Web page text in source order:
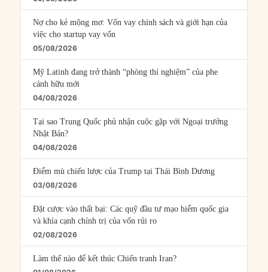
Nợ cho kẻ mộng mơ: Vốn vay chính sách và giới hạn của
việc cho startup vay vốn
05/08/2026
Mỹ Latinh đang trở thành “phòng thí nghiệm” của phe
cánh hữu mới
04/08/2026
Tại sao Trung Quốc phủ nhận cuộc gặp với Ngoại trưởng
Nhật Bản?
04/08/2026
Điểm mù chiến lược của Trump tại Thái Bình Dương
03/08/2026
Đặt cược vào thất bại: Các quỹ đầu tư mạo hiểm quốc gia
và khía cạnh chính trị của vốn rủi ro
02/08/2026
Làm thế nào để kết thúc Chiến tranh Iran?